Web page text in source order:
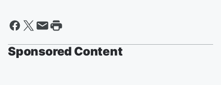
Sponsored Content